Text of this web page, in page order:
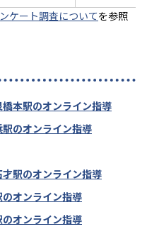
ケート調査についてを参照
橋本駅のオンライン指導
駅のオンライン指導
才駅のオンライン指導
オンライン指導
オンライン指導